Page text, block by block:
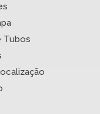
Tubos